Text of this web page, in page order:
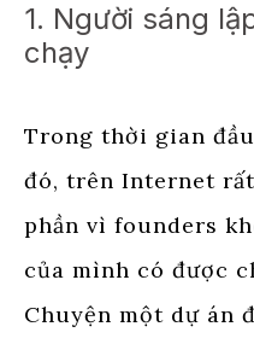
1. Người sáng
chạy
Trong thời gian
đó, trên Internet
phần vì founders
của mình có được
Chuyện một dự án